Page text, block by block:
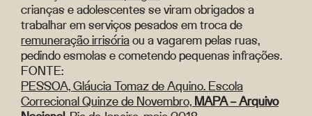
crianças e adolescentes se viram obrigados a
trabalhar em serviços pesados em troca de
remuneração irrisóriaou a vagarem pelas ruas,
pedindo esmolas e cometendo pequenas infrações.
FONTE:
PESSOA, Gláucia Tomaz de Aquino. Escola
Correcional Quinze de Novembro, MAPA – Arquivo